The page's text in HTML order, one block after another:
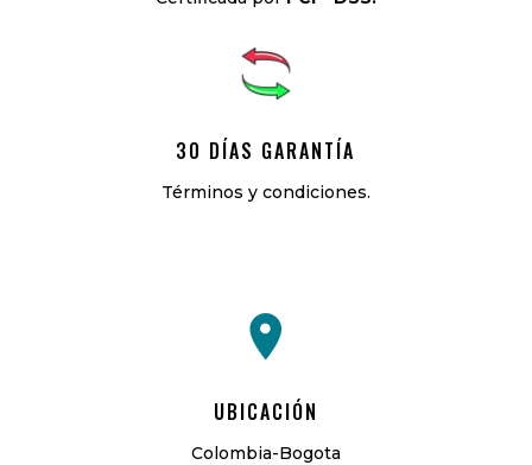
30 DÍAS GARANTÍA
Términos y condiciones.
UBICACIÓN
Colombia-Bogota